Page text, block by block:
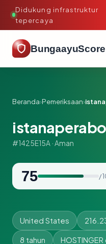
Didukung infrastruktur
tepercaya
BungaayuScore
Beranda›Pemeriksaan›
#1425E15A · Aman
75 /
United States
8 tahun